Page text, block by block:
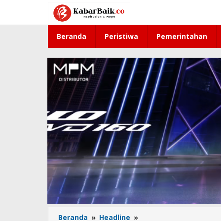
konten
Beranda Peristiwa Pemerintahan
Beranda » Headline »